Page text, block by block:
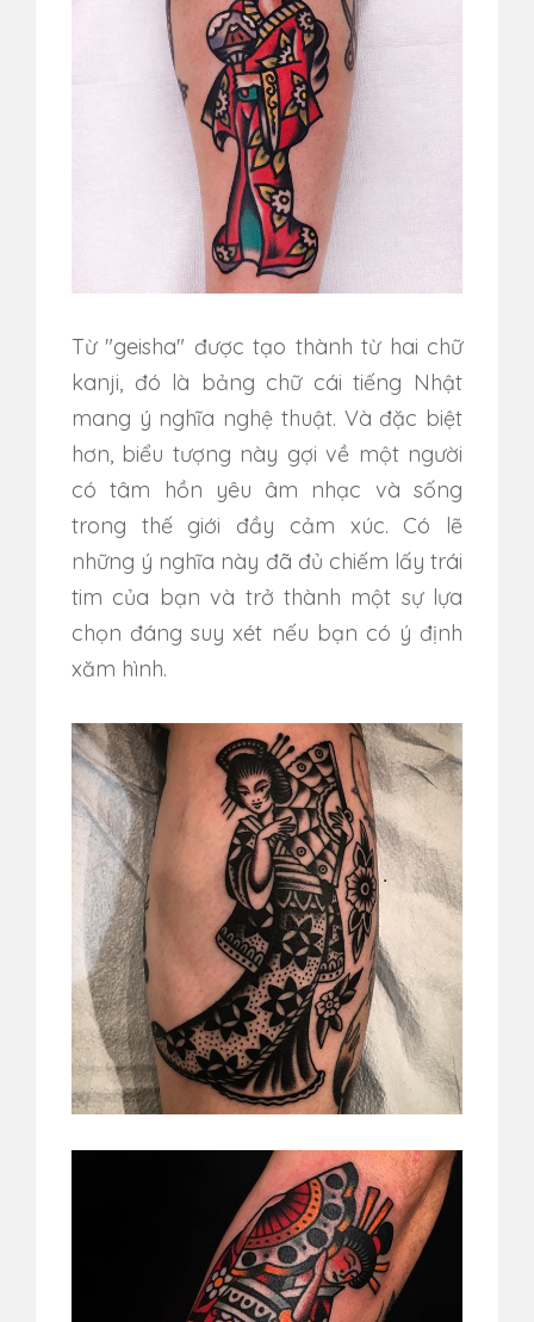
Từ "geisha" được tạo thành từ hai chữ
kanji, đó là bảng chữ cái tiếng Nhật
mang ý nghĩa nghệ thuật. Và đặc biệt
hơn, biểu tượng này gợi về một người
có tâm hồn yêu âm nhạc và sống
trong thế giới đầy cảm xúc. Có lẽ
những ý nghĩa này đã đủ chiếm lấy trái
tim của bạn và trở thành một sự lựa
chọn đáng suy xét nếu bạn có ý định
xăm hình.